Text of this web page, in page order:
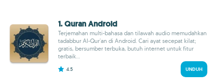
1. Quran Android
Terjemahan multi-bahasa dan tilawah audio memudahkan
tadabbur Al-Qur'an di Android. Cari ayat secepat kilat;
gratis, bersumber terbuka, butuh internet untuk fitur
terbaik...
4.5 UNDUH